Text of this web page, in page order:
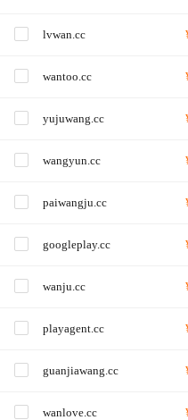
lvwan.cc
wantoo.cc
yujuwang.cc
wangyun.cc
paiwangju.cc
googleplay.cc
wanju.cc
playagent.cc
guanjiawang.cc
wanlove.cc